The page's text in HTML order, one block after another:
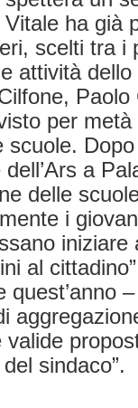
ha già
scelti tra i
attività
per
scuole.
a
delle
i
iniziare
al
quest’anno
sindaco”.